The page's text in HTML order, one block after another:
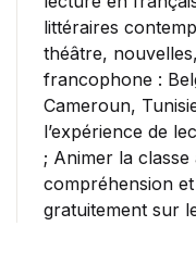
littéraires
théâtre,
francophone :
Cameroun,
l’expérience de
; Animer la
compréhension et
gratuitement sur